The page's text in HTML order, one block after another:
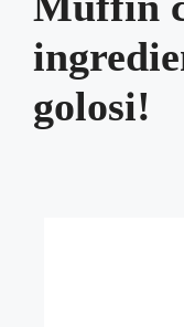
golosi!